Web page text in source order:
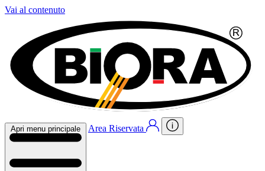
Vai al contenuto
Apri menu principale Area Riservata